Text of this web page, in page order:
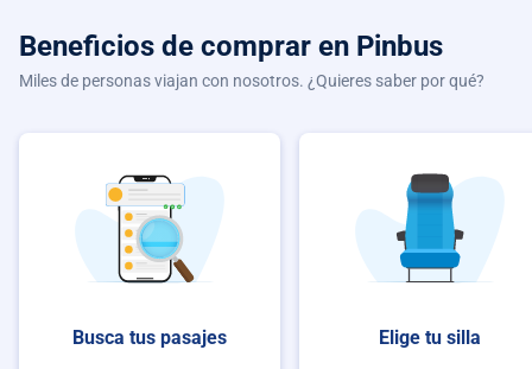
Beneficios de comprar en Pinbus
Miles de personas viajan con nosotros. ¿Quieres saber por qué?
Busca tus pasajes Elige tu silla